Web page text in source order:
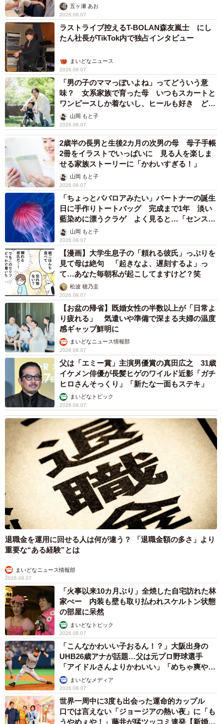
重要な“ある経験”とは
まいどなニュース情報部
2026.08.07
の部屋に呆然
まいどなトピック
2026.08.07
「こんなかわいい子おるん！？」大阪出身の
UHB26歳アナが話題…父は元プロ野球選手
「アイドルさんよりかわいい」「めちゃ爽や
か」まいどなメディア
2026.08.07
世界一周中に3度も出会った運命的カップル
口では言えない「ジョージアの熱い夜」に「も
うやめぇや！」藤井が猛ツッコミ連発【新婚さ
ん】まいどなニュース
2026.08.07
「国産マッチでもバズりたい」願いかなった！
老舗メーカーの投稿が4100万再生 他業種も
続々相乗りでミーム化へ発展
まいどなニュース調査部
2026.08.07
「即座に案内することが不可能です」レストラ
ンの入り口に大きな注意書き オートリザーブ
からの予約を拒否するお断りに賛同者続々
中将 タカノリ
2026.08.07
「本は買うだけでいい」京極夏彦さんの言葉に
共感した女性→リビングの本棚に140冊を積
読 「家に自分だけの本屋さん」
山岡 もと子
2026.08.07
友人のマンション敷地内に度々車を停めていた
ら…注意の貼り紙でナンバーをさらされました
【弁護士が解説】
長澤 芳子
2026.08.07
愛車は総走行距離17万キロのホンダレジェン
ド 「どなたか欲しい方が居たら」 大御所漫
才師が譲渡の意向
まいどなトピック
2026.08.06
【漫画】「高い家賃を払えるのに、まだ欲し
い？」高級レジデンスの七夕飾り、書かれた願
い事にびっくり 人の欲には終わりがないのか
松波 穂乃圭
大河出演の39歳俳優 真夏の海で赤銅色の肉体美を連投 「バ
ッキバキだな」「ばり渋いです」
まいどなトピック
2026.08.06
「人生こそがバラエティー」 マレーシア移住